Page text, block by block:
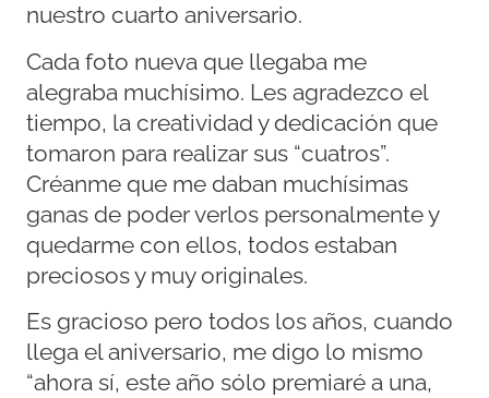
nuestro cuarto aniversario.
Cada foto nueva que llegaba me
alegraba muchísimo. Les agradezco el
tiempo, la creatividad y dedicación que
tomaron para realizar sus “cuatros”.
Créanme que me daban muchísimas
ganas de poder verlos personalmente y
quedarme con ellos, todos estaban
preciosos y muy originales.
Es gracioso pero todos los años, cuando
llega el aniversario, me digo lo mismo
“ahora sí, este año sólo premiaré a una,